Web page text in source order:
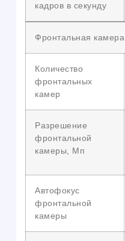
кадров в секунду
Фронтальная камера
Количество
фронтальных
камер
Разрешение
фронтальной
камеры, Мп
Автофокус
фронтальной
камеры